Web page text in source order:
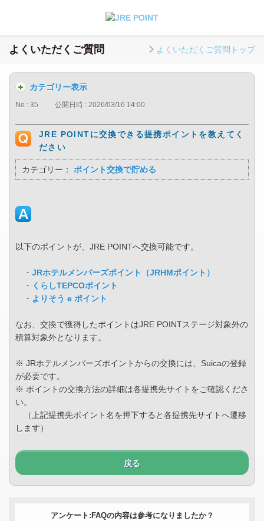
よくいただくご質問 よくいただくご質問トップ
カテゴリー表示
No : 35 公開日時 : 2026/03/16 14:00
JRE POINTに交換できる提携ポイントを教えてく
ださい
カテゴリー： ポイント交換で貯める
以下のポイントが、JRE POINTへ交換可能です。
・ JRホテルメンバーズポイント（JRHMポイント）
・ くらしTEPCOポイント
・ よりそう e ポイント
なお、交換で獲得したポイントはJRE POINTステージ対象外の
積算対象外となります。
※ JRホテルメンバーズポイントからの交換には、Suicaの登録
が必要です。
※ ポイントの交換方法の詳細は各提携先サイトをご確認くださ
い。
（上記提携先ポイント名を押下すると各提携先サイトへ遷移
します）
戻る
アンケート:FAQの内容は参考になりましたか？